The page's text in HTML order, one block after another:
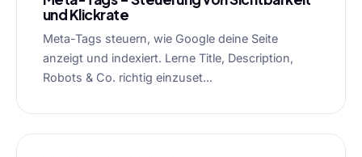
und Klickrate
Meta-Tags steuern, wie Google deine Seite
anzeigt und indexiert. Lerne Title, Description,
Robots & Co. richtig einzuset...